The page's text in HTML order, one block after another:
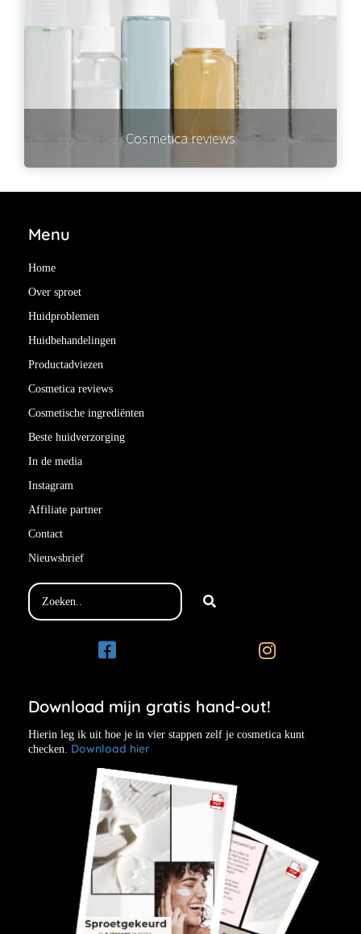
Cosmetica reviews
Menu
Home
Over sproet
Huidproblemen
Huidbehandelingen
Productadviezen
Cosmetica reviews
Cosmetische ingrediënten
Beste huidverzorging
In de media
Instagram
Affiliate partner
Contact
Nieuwsbrief
Download mijn gratis hand-out!
Hierin leg ik uit hoe je in vier stappen zelf je cosmetica kunt
checken. Download hier